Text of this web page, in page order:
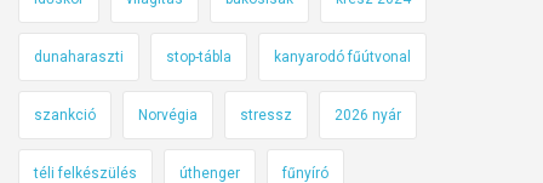
dunaharaszti stop-tábla kanyarodó fűútvonal
szankció Norvégia stressz 2026 nyár
téli felkészülés úthenger fűnyíró